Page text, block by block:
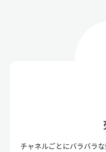
チャネルごとにバラバラ